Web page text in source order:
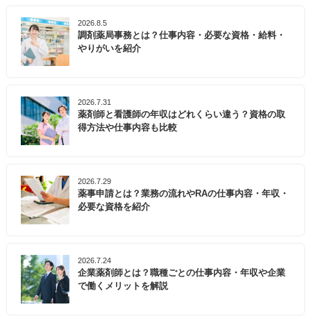
2026.8.5
調剤薬局事務とは？仕事内容・必要な資格・給料・
やりがいを紹介
2026.7.31
薬剤師と看護師の年収はどれくらい違う？資格の取
得方法や仕事内容も比較
2026.7.29
薬事申請とは？業務の流れやRAの仕事内容・年収・
必要な資格を紹介
2026.7.24
企業薬剤師とは？職種ごとの仕事内容・年収や企業
で働くメリットを解説